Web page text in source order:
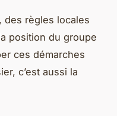
des règles locales
position du groupe
ces démarches
c’est aussi la